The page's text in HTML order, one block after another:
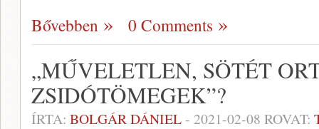
Bővebben 0 Comments
„MŰVELETLEN, SÖTÉT
ZSIDÓTÖMEGEK”?
ÍRTA: BOLGÁR DÁNIEL- 2021-02-08 ROVAT: